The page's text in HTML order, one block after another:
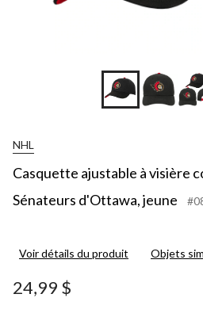
NHL
Casquette ajustable à visière
Sénateurs d'Ottawa, jeune
Voir détails du produit Objets
24,99 $